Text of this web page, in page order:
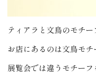
ティアラと文鳥のモチ
お店にあるのは文鳥モチ
展覧会では違うモチー